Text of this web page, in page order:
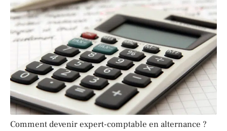
Comment devenir expert-comptable en alternance ?